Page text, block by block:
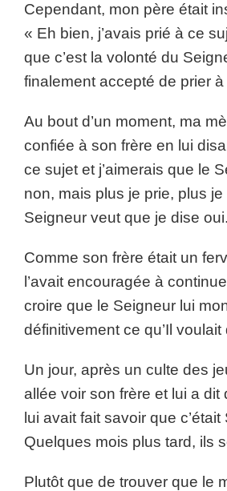
Cependant, mon père était
« Eh bien, j’avais prié à ce
que c’est la volonté du
finalement accepté de prier
Au bout d’un moment, ma
confiée à son frère en lui
ce sujet et j’aimerais que le
non, mais plus je prie, plus
Seigneur veut que je dise
Comme son frère était un
l’avait encouragée à
croire que le Seigneur lui
définitivement ce qu’Il voulait
Un jour, après un culte des
allée voir son frère et lui a dit
lui avait fait savoir que
Quelques mois plus tard, ils
Plutôt que de trouver que le